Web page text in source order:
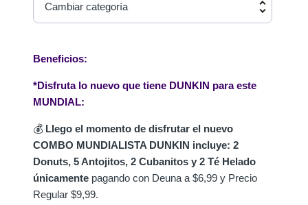
Cambiar categoría
Beneficios:
*Disfruta lo nuevo que tiene DUNKIN para este
MUNDIAL:
💰 Llego el momento de disfrutar el nuevo
COMBO MUNDIALISTA DUNKIN incluye: 2
Donuts, 5 Antojitos, 2 Cubanitos y 2 Té Helado
únicamente pagando con Deuna a $6,99 y Precio
Regular $9,99.